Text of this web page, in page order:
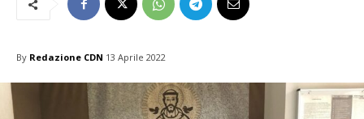
By Redazione CDN 13 Aprile 2022